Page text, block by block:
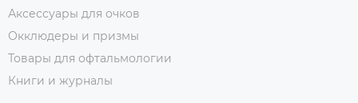
Аксессуары для очков
Окклюдеры и призмы
Товары для офтальмологии
Книги и журналы